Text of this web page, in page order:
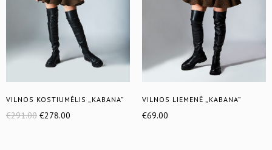
VILNOS KOSTIUMĖLIS „KABANA”
€291.00 €278.00
VILNOS LIEMENĖ „KABANA”
€69.00